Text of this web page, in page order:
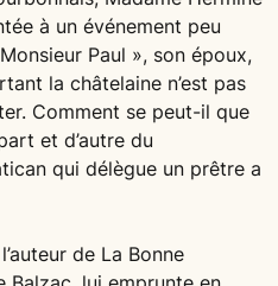
à un événement peu
Paul », son époux,
la châtelaine n’est pas
Comment se peut-il que
et d’autre du
qui délègue un prêtre a
de La Bonne